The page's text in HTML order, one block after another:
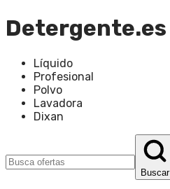
Detergente.es
Líquido
Profesional
Polvo
Lavadora
Dixan
Buscar